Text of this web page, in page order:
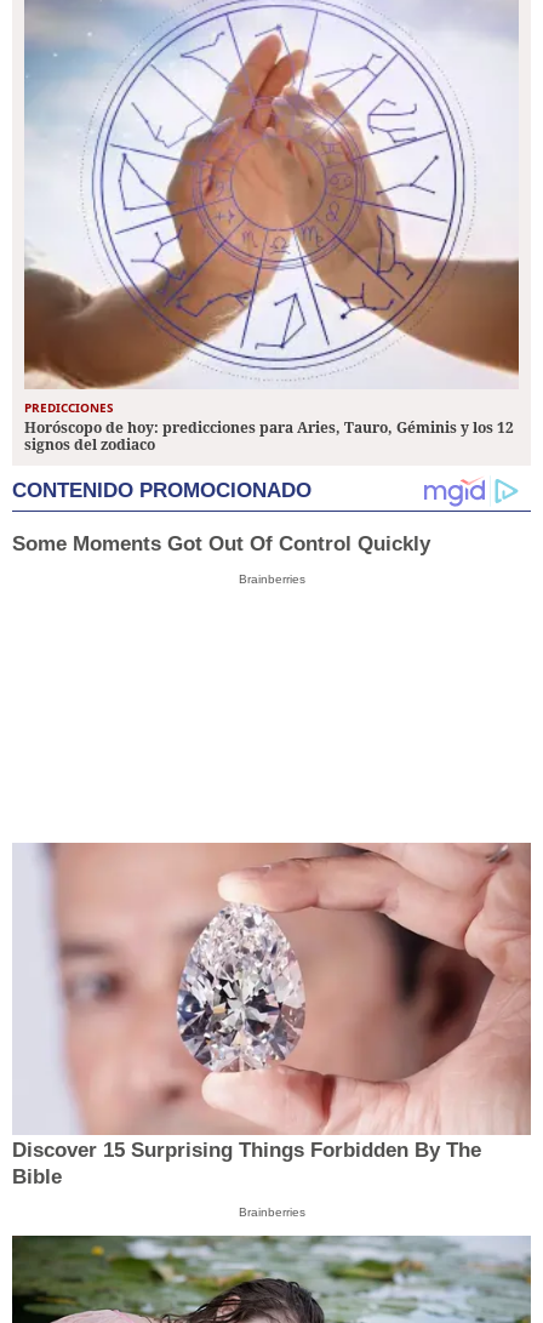
PREDICCIONES
Horóscopo de hoy: predicciones para Aries, Tauro, Géminis y los 12
signos del zodiaco
CONTENIDO PROMOCIONADO
Some Moments Got Out Of Control Quickly
Brainberries
Discover 15 Surprising Things Forbidden By The
Bible
Brainberries